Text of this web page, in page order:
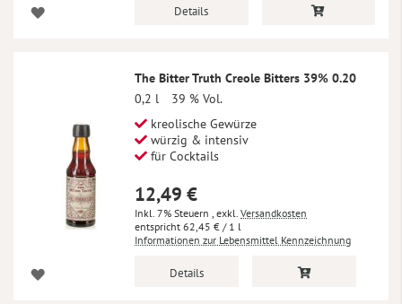
Details
The Bitter Truth Creole Bitters 39% 0.20
0,2 l
39 % Vol.
kreolische Gewürze
würzig & intensiv
für Cocktails
12,49 €
Inkl. 7% Steuern exkl. Versandkosten
62,45 € / 1 l
Informationen zur Lebensmittel Kennzeichnung
Details